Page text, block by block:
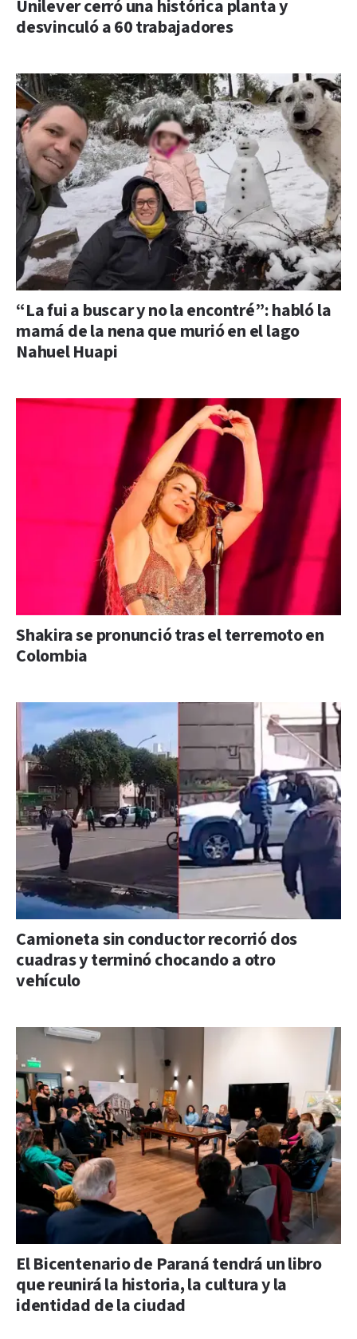
Unilever cerró una histórica planta y
desvinculó a 60 trabajadores
“La fui a buscar y no la encontré”: habló la
mamá de la nena que murió en el lago
Nahuel Huapi
Shakira se pronunció tras el terremoto en
Colombia
Camioneta sin conductor recorrió dos
cuadras y terminó chocando a otro
vehículo
El Bicentenario de Paraná tendrá un libro
que reunirá la historia, la cultura y la
identidad de la ciudad